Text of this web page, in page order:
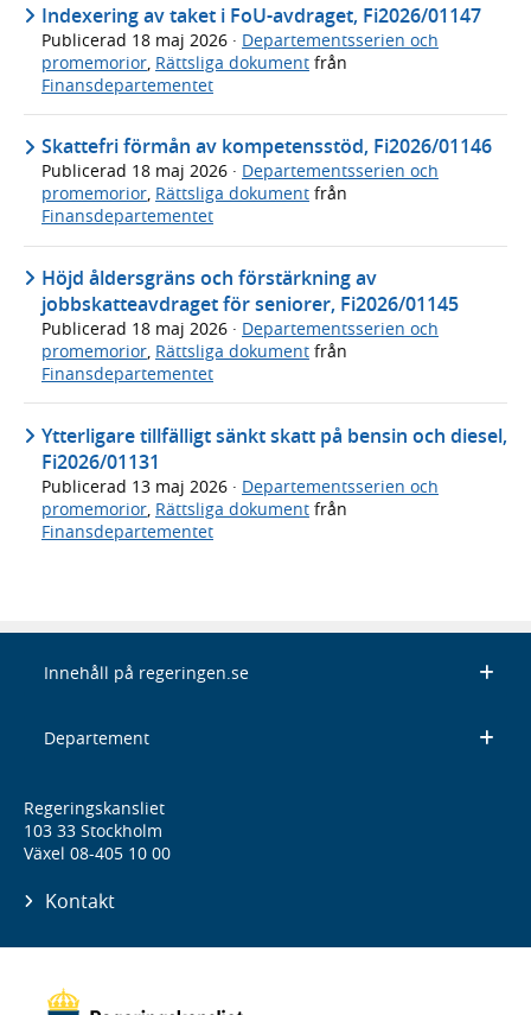
Indexering av taket i FoU-avdraget, Fi2026/01147
Publicerad 18 maj 2026 · Departementsserien och
promemorior Rättsliga dokument från
Finansdepartementet
Skattefri förmån av kompetensstöd, Fi2026/01146
Publicerad 18 maj 2026 · Departementsserien och
promemorior, Rättsliga dokument från
Finansdepartementet
Höjd åldersgräns och förstärkning av
jobbskatteavdraget för seniorer, Fi2026/01145
Publicerad 18 maj 2026 · Departementsserien och
promemorior, Rättsliga dokument från
Finansdepartementet
Ytterligare tillfälligt sänkt skatt på bensin och diesel,
Fi2026/01131
Publicerad 13 maj 2026 · Departementsserien och
promemorior Rättsliga dokument från
Finansdepartementet
Innehåll på regeringen.se
Departement
Regeringskansliet
103 33 Stockholm
Växel 08-405 10 00
Kontakt